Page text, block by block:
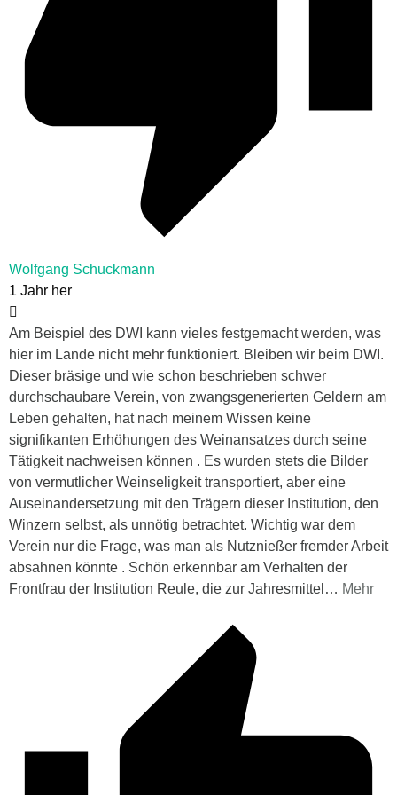
Wolfgang Schuckmann
1 Jahr her
Am Beispiel des DWI kann vieles festgemacht werden, was
hier im Lande nicht mehr funktioniert. Bleiben wir beim DWI.
Dieser bräsige und wie schon beschrieben schwer
durchschaubare Verein, von zwangsgenerierten Geldern am
Leben gehalten, hat nach meinem Wissen keine
signifikanten Erhöhungen des Weinansatzes durch seine
Tätigkeit nachweisen können . Es wurden stets die Bilder
von vermutlicher Weinseligkeit transportiert, aber eine
Auseinandersetzung mit den Trägern dieser Institution, den
Winzern selbst, als unnötig betrachtet. Wichtig war dem
Verein nur die Frage, was man als Nutznießer fremder Arbeit
absahnen könnte . Schön erkennbar am Verhalten der
Frontfrau der Institution Reule, die zur Jahresmittel … Mehr